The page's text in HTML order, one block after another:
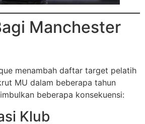
Manchester
menambah daftar target pelatih
MU dalam beberapa tahun
beberapa konsekuensi:
Klub